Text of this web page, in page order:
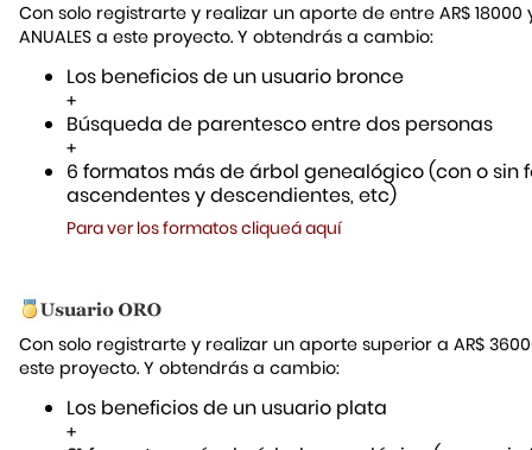
Con solo registrarte y realizar un aporte de entre AR$ 18000
ANUALES a este proyecto. Y obtendrás a cambio:
Los beneficios de un usuario bronce
+
Búsqueda de parentesco entre dos personas
+
6 formatos más de árbol genealógico (con o sin
ascendentes y descendientes, etc)
Para ver los formatos cliqueá aquí
Con solo registrarte y realizar un aporte superior a AR$
este proyecto. Y obtendrás a cambio:
Los beneficios de un usuario plata
+